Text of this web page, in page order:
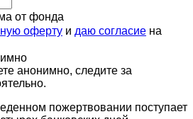
от фонда
оферту и даю согласие на
анонимно, следите за
пожертвовании поступает